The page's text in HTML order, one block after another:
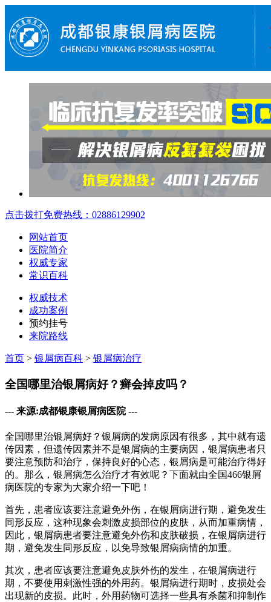
点击拨打免费热线：02886129902
网站首页
医院简介
权威专家
常识百科
权威技术
成功案例
预约挂号
来院路线
首页 > 银屑病百科 > 银屑病治疗
全国哪里治银屑病好？癣会掉皮吗？
--- 来源:成都银康银屑病医院 ---
全国哪里治银屑病好？银屑病的发病原因有很多，其中就有遗
传因素，但遗传因素并不是银屑病的主要病因，银屑病患者只
要注意预防和治疗，保持良好的心态，银屑病是可能治疗得好
的。那么，银屑病怎么治疗才有效呢？下面就由全国466银屑
病医院的专家为大家介绍一下吧！
首先，患者应该要注意避免外伤，在银屑病进行期，避免发生
同形反应，这种现象会刺激皮损部位的皮肤，从而加重病情，
因此，银屑病患者要注意避免外伤和皮肤破损，在银屑病进行
期，避免发生同形反应，以免导致银屑病病情的加重。
其次，患者应该要注意避免皮肤外伤的发生，在银屑病进行
期，不要使用刺激性强的外用药。银屑病进行期时，皮损处会
出现新的皮损。此时，外用药物可选择一些具有杀菌和抑制作